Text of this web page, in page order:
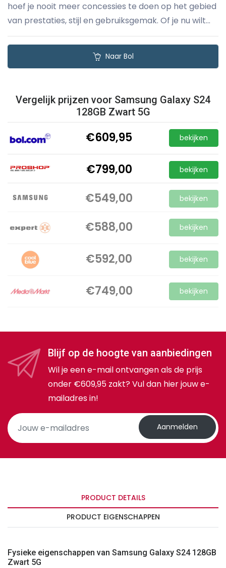
hoef je nooit meer concessies te doen op het gebied
van prestaties, stijl en gebruiksgemak. Of je nu wilt...
Naar Bol
Vergelijk prijzen voor Samsung Galaxy S24
128GB Zwart 5G
€549,00 bekijken
€588,00 bekijken
€592,00 bekijken
€609,95 bekijken
€749,00 bekijken
€799,00 bekijken
Blijf op de hoogte van aanbiedingen
Wil je een e-mail ontvangen als de prijs
onder €609,95 zakt? Vul dan hier jouw e-
mailadres in!
Aanmelden
PRODUCT DETAILS
PRODUCT EIGENSCHAPPEN
Fysieke eigenschappen van Samsung Galaxy S24 128GB
Zwart 5G